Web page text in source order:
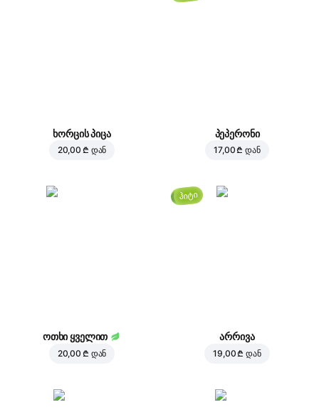
ხორცის პიცა
20,00 ₾ დან
პეპერონი
17,00 ₾ დან
ოთხი ყველით
20,00 ₾ დან
ჰიტი
არრივა
19,00 ₾ დან